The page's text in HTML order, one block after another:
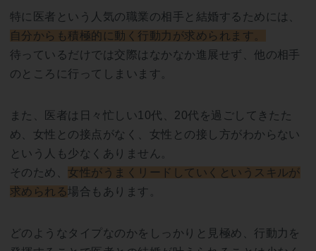
特に医者という人気の職業の相手と結婚するためには、
自分からも積極的に動く行動力が求められます。
待っているだけでは交際はなかなか進展せず、他の相手
のところに行ってしまいます。
また、医者は日々忙しい10代、20代を過ごしてきたた
め、女性との接点がなく、女性との接し方がわからない
という人も少なくありません。
そのため、 女性がうまくリードしていくというスキルが
求められる場合もあります。
どのようなタイプなのかをしっかりと見極め、行動力を